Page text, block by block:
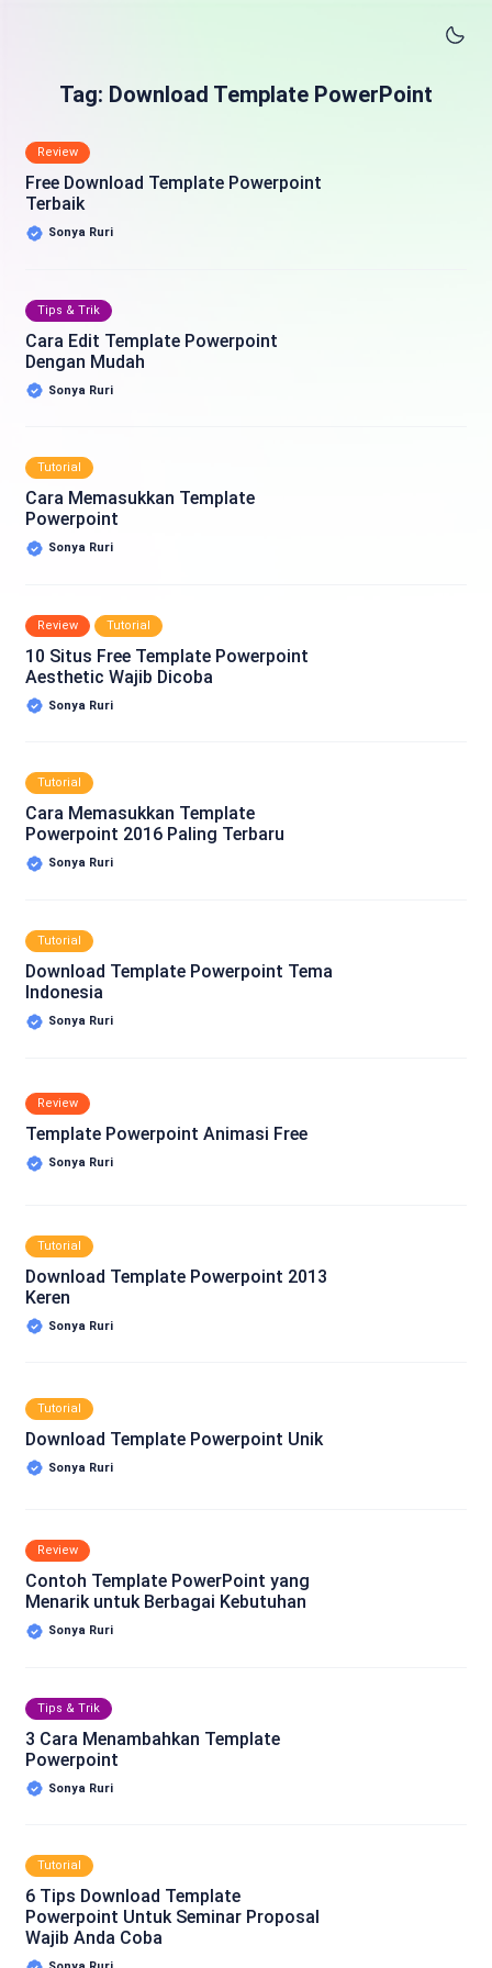
Tag: Download Template PowerPoint
Review
Free Download Template Powerpoint
Terbaik
Sonya Ruri
Tips & Trik
Cara Edit Template Powerpoint
Dengan Mudah
Sonya Ruri
Tutorial
Cara Memasukkan Template
Powerpoint
Sonya Ruri
Review Tutorial
10 Situs Free Template Powerpoint
Aesthetic Wajib Dicoba
Sonya Ruri
Tutorial
Cara Memasukkan Template
Powerpoint 2016 Paling Terbaru
Sonya Ruri
Tutorial
Download Template Powerpoint Tema
Indonesia
Sonya Ruri
Review
Template Powerpoint Animasi Free
Sonya Ruri
Tutorial
Download Template Powerpoint 2013
Keren
Sonya Ruri
Tutorial
Download Template Powerpoint Unik
Sonya Ruri
Review
Contoh Template PowerPoint yang
Menarik untuk Berbagai Kebutuhan
Sonya Ruri
Tips & Trik
3 Cara Menambahkan Template
Powerpoint
Sonya Ruri
Tutorial
6 Tips Download Template
Powerpoint Untuk Seminar Proposal
Wajib Anda Coba